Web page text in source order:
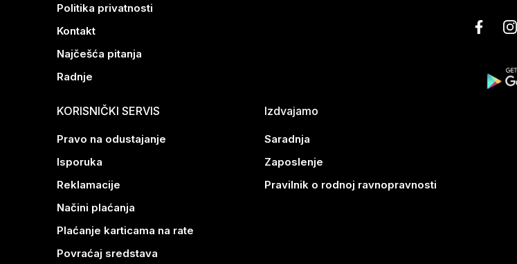
Politika privatnosti
Kontakt
Najčešća pitanja
Radnje
KORISNIČKI SERVIS
Pravo na odustajanje
Isporuka
Reklamacije
Načini plaćanja
Plaćanje karticama na rate
Povraćaj sredstava
Izdvajamo
Saradnja
Zaposlenje
Pravilnik o rodnoj ravnopravnosti